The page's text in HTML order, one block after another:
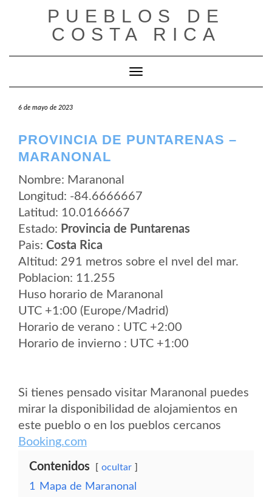
PUEBLOS DE
COSTA RICA
Cambiar modo de navegación
6 de mayo de 2023
PROVINCIA DE PUNTARENAS –
MARANONAL
Nombre: Maranonal
Longitud: -84.6666667
Latitud: 10.0166667
Estado: Provincia de Puntarenas
Pais: Costa Rica
Altitud: 291 metros sobre el nvel del mar.
Poblacion: 11.255
Huso horario de Maranonal
UTC +1:00 (Europe/Madrid)
Horario de verano : UTC +2:00
Horario de invierno : UTC +1:00
Si tienes pensado visitar Maranonal puedes
mirar la disponibilidad de alojamientos en
este pueblo o en los pueblos cercanos
Booking.com
Contenidos ocultar
1
Mapa de Maranonal